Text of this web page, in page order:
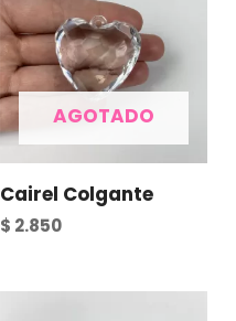
AGOTADO
Cairel Colgante
$ 2.850